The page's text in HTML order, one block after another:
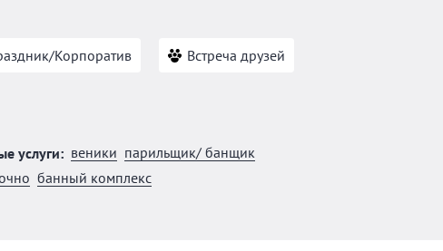
Корпоратив Встреча друзей
услуги: веники парильщик/ банщик
банный комплекс